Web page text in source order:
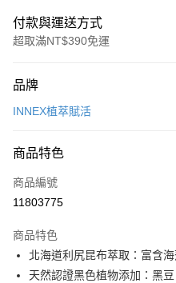
付款與運送方式
超取滿NT$390免運
POYA支付
超商取貨付款
LINE Pay
街口支付
悠遊付
品牌
INNEX植萃賦活
商品特色
商品編號
11803775
商品特色
北海道利尻昆布萃取：富含
天然認證黑色植物添加：黑